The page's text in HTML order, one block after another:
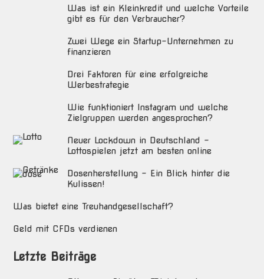
Was ist ein Kleinkredit und welche Vorteile
gibt es für den Verbraucher?
Zwei Wege ein Startup-Unternehmen zu
finanzieren
Drei Faktoren für eine erfolgreiche
Werbestrategie
Wie funktioniert Instagram und welche
Zielgruppen werden angesprochen?
Neuer Lockdown in Deutschland –
Lottospielen jetzt am besten online
Dosenherstellung – Ein Blick hinter die
Kulissen!
Was bietet eine Treuhandgesellschaft?
Geld mit CFDs verdienen
Letzte Beiträge